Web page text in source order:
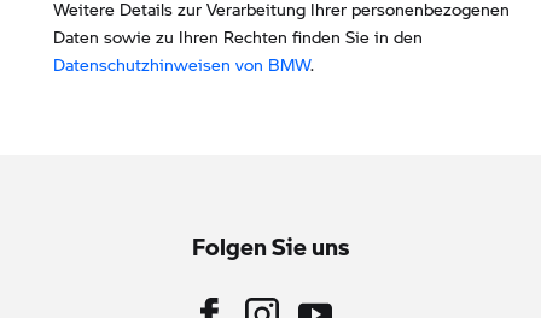
Weitere Details zur Verarbeitung Ihrer personenbezogenen
Daten sowie zu Ihren Rechten finden Sie in den
Datenschutzhinweisen von BMW.
Folgen Sie uns